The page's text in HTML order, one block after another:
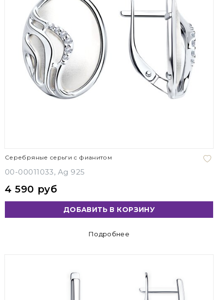
Серебряные серьги с фианитом
00-00011033, Ag 925
4 590 руб
ДОБАВИТЬ В КОРЗИНУ
Подробнее